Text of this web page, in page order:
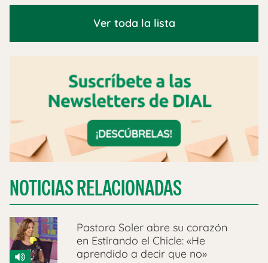
Ver toda la lista
NOTICIAS RELACIONADAS
Pastora Soler abre su corazón
en Estirando el Chicle: «He
aprendido a decir que no»